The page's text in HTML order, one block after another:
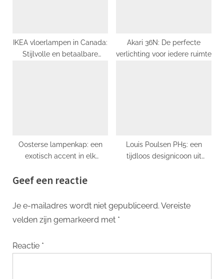
IKEA vloerlampen in Canada:
Stijlvolle en betaalbare
Akari 36N: De perfecte
verlichting voor iedere ruimte
Oosterse lampenkap: een
exotisch accent in elk
Louis Poulsen PH5: een
tijdloos designicoon uit
Geef een reactie
Je e-mailadres wordt niet gepubliceerd. Vereiste
velden zijn gemarkeerd met *
Reactie *